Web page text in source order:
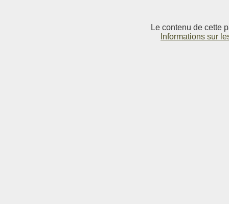
Le contenu de cette
Informations sur